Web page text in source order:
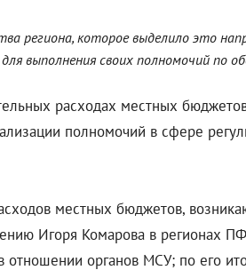
региона, которое выделило это
выполнения своих полномочий по
расходах местных
полномочий в сфере
местных бюджетов,
Игоря Комарова в регионах
отношении органов МСУ; по его